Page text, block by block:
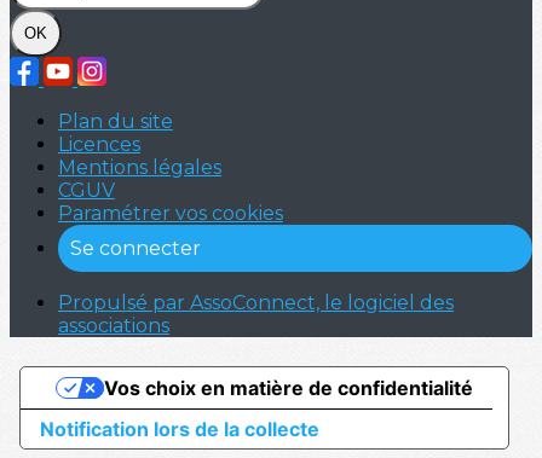
OK
Plan du site
Licences
Mentions légales
CGUV
Paramétrer vos cookies
Se connecter
Propulsé par AssoConnect, le logiciel des
associations
Notification lors de la collecte
Vos choix en matière de confidentialité